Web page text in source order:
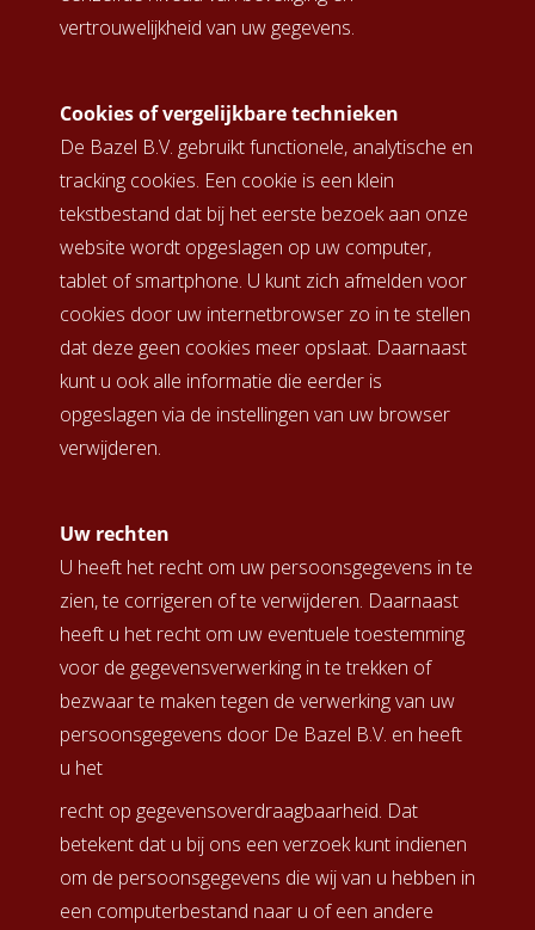
vertrouwelijkheid van uw gegevens.
Cookies of vergelijkbare technieken
De Bazel B.V. gebruikt functionele, analytische en
tracking cookies. Een cookie is een klein
tekstbestand dat bij het eerste bezoek aan onze
website wordt opgeslagen op uw computer,
tablet of smartphone. U kunt zich afmelden voor
cookies door uw internetbrowser zo in te stellen
dat deze geen cookies meer opslaat. Daarnaast
kunt u ook alle informatie die eerder is
opgeslagen via de instellingen van uw browser
verwijderen.
Uw rechten
U heeft het recht om uw persoonsgegevens in te
zien, te corrigeren of te verwijderen. Daarnaast
heeft u het recht om uw eventuele toestemming
voor de gegevensverwerking in te trekken of
bezwaar te maken tegen de verwerking van uw
persoonsgegevens door De Bazel B.V. en heeft
u het
recht op gegevensoverdraagbaarheid. Dat
betekent dat u bij ons een verzoek kunt indienen
om de persoonsgegevens die wij van u hebben in
een computerbestand naar u of een andere